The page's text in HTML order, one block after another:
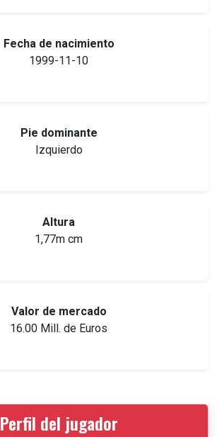
Fecha de nacimiento
1999-11-10
Pie dominante
Izquierdo
Altura
1,77m cm
Valor de mercado
16.00 Mill. de Euros
Perfil del jugador